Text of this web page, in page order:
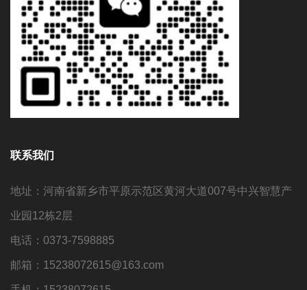
联系我们
地址：河南省新乡市平原示范区黄河大道007号中兴智慧产
业园12栋2层
电话：0373-7598885
邮箱：15238072615@163.com